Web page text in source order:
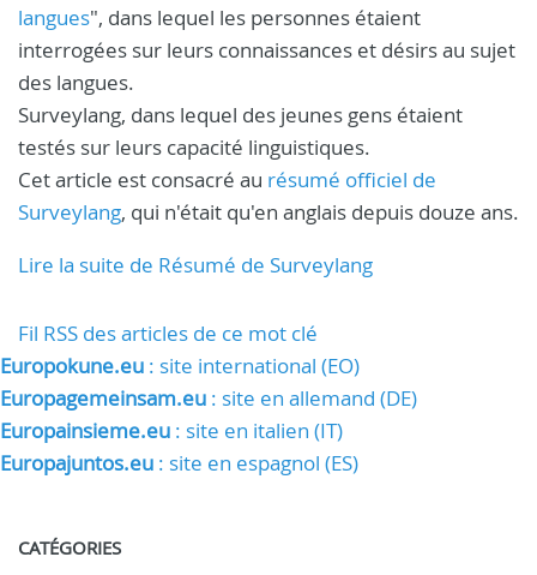
langues", dans lequel les personnes étaient
interrogées sur leurs connaissances et désirs au sujet
des langues.
Surveylang, dans lequel des jeunes gens étaient
testés sur leurs capacité linguistiques.
Cet article est consacré au résumé officiel de
Surveylang, qui n'était qu'en anglais depuis douze ans.
Lire la suite de Résumé de Surveylang
Fil RSS des articles de ce mot clé
Europokune.eu : site international (EO)
Europagemeinsam.eu : site en allemand (DE)
Europainsieme.eu : site en italien (IT)
Europajuntos.eu : site en espagnol (ES)
CATÉGORIES